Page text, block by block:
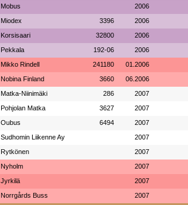
Mobus 2006
Miodex 3396 2006
Korsisaari 32800 2006
Pekkala 192-06 2006
Mikko Rindell 241180 01.2006
Nobina Finland 3660 06.2006
Matka-Niinimäki 286 2007
Pohjolan Matka 3627 2007
Oubus 6494 2007
Sudhomin Liikenne Ay 2007
Rytkönen 2007
Nyholm 2007
Jyrkilä 2007
Norrgårds Buss 2007